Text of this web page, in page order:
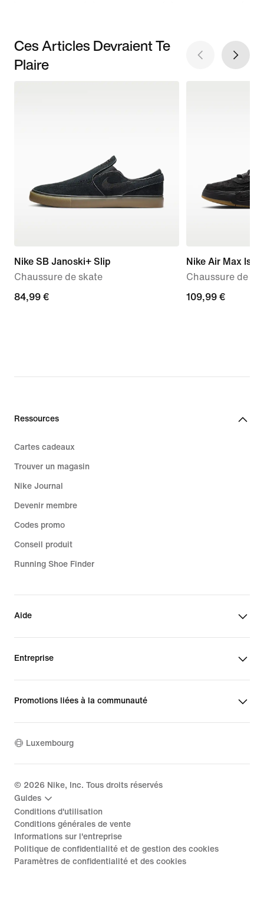
Ces Articles Devraient Te
Plaire
Nike SB Janoski+ Slip
Chaussure de skate
84,99 €
84,99 €
Nike Air Max
Chaussure de
109,99 €
109,99 €
Ressources
Cartes cadeaux
Trouver un magasin
Nike Journal
Devenir membre
Codes promo
Conseil produit
Running Shoe Finder
Aide
Entreprise
Promotions liées à la communauté
Luxembourg
© 2026 Nike, Inc. Tous droits réservés
Guides
Conditions d'utilisation
Conditions générales de vente
Informations sur l'entreprise
Politique de confidentialité et de gestion des cookies
Paramètres de confidentialité et des cookies